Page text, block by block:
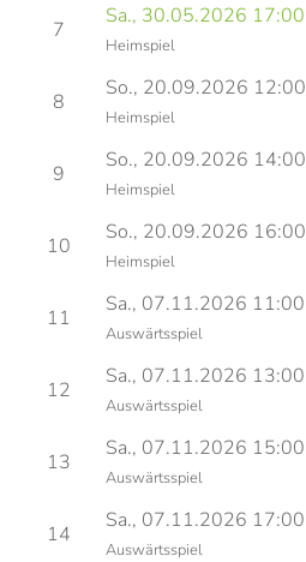
7
Sa., 30.05.2026 17:00
Heimspiel
8
So., 20.09.2026 12:00
Heimspiel
9
So., 20.09.2026 14:00
Heimspiel
10
So., 20.09.2026 16:00
Heimspiel
11
Sa., 07.11.2026 11:00
Auswärtsspiel
12
Sa., 07.11.2026 13:00
Auswärtsspiel
13
Sa., 07.11.2026 15:00
Auswärtsspiel
14
Sa., 07.11.2026 17:00
Auswärtsspiel